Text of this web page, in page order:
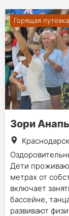
Горящая путевка
Зори
Дети
метрах от
включает
бассейне,
развивают